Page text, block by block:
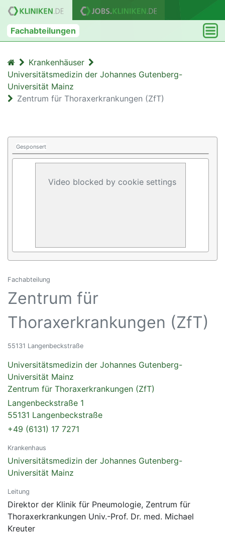
Fachabteilungen
Krankenhäuser
Universitätsmedizin der Johannes Gutenberg-
Universität Mainz
Zentrum für Thoraxerkrankungen (ZfT)
Gesponsert
Video blocked by cookie settings
Fachabteilung
Zentrum für
Thoraxerkrankungen (ZfT)
55131 Langenbeckstraße
Universitätsmedizin der Johannes Gutenberg-
Universität Mainz
Zentrum für Thoraxerkrankungen (ZfT)
Langenbeckstraße 1
55131 Langenbeckstraße
+49 (6131) 17 7271
Krankenhaus
Universitätsmedizin der Johannes Gutenberg-
Universität Mainz
Leitung
Direktor der Klinik für Pneumologie, Zentrum für
Thoraxerkrankungen Univ.-Prof. Dr. med. Michael
Kreuter